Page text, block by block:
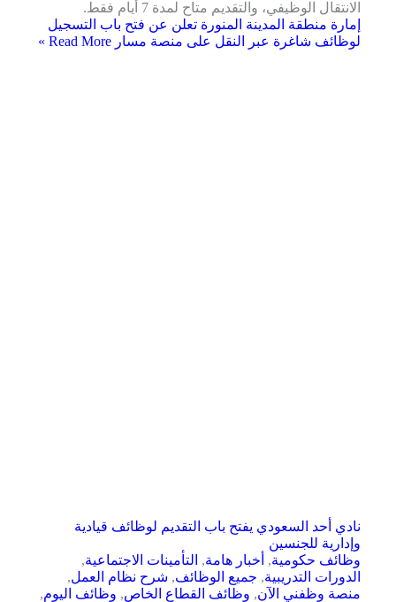
الانتقال الوظيفي، والتقديم متاح لمدة 7 أيام فقط.
إمارة منطقة المدينة المنورة تعلن عن فتح باب التسجيل
لوظائف شاغرة عبر النقل على منصة مسار
نادي أحد السعودي يفتح باب التقديم لوظائف قيادية
وإدارية للجنسين
وظائف حكومية, أخبار هامة, التأمينات الاجتماعية,
الدورات التدريبية, جميع الوظائف, شرح نظام العمل,
منصة وظفني الآن, وظائف القطاع الخاص, وظائف اليوم,